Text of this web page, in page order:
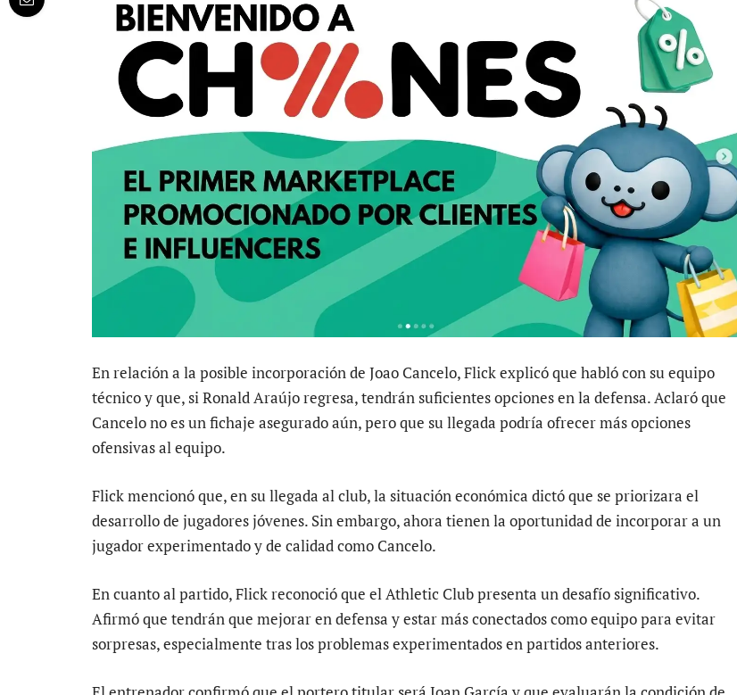
En relación a la posible incorporación de Joao Cancelo, Flick explicó que habló con su equipo
técnico y que, si Ronald Araújo regresa, tendrán suficientes opciones en la defensa. Aclaró que
Cancelo no es un fichaje asegurado aún, pero que su llegada podría ofrecer más opciones
ofensivas al equipo.
Flick mencionó que, en su llegada al club, la situación económica dictó que se priorizara el
desarrollo de jugadores jóvenes. Sin embargo, ahora tienen la oportunidad de incorporar a un
jugador experimentado y de calidad como Cancelo.
En cuanto al partido, Flick reconoció que el Athletic Club presenta un desafío significativo.
Afirmó que tendrán que mejorar en defensa y estar más conectados como equipo para evitar
sorpresas, especialmente tras los problemas experimentados en partidos anteriores.